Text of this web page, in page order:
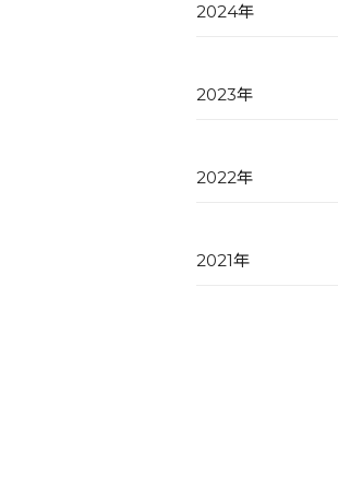
2024年
2023年
2022年
2021年